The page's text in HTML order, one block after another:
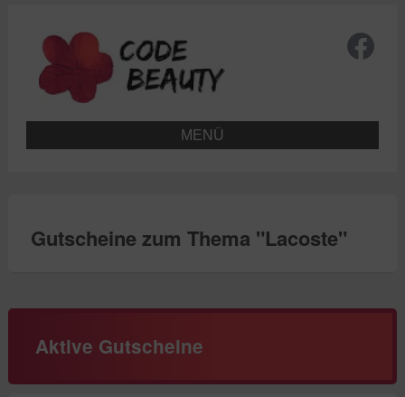
MENÜ
Gutscheine zum Thema "Lacoste"
Aktive Gutscheine